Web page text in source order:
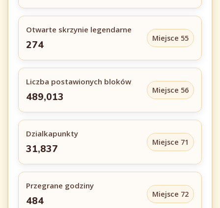
Otwarte skrzynie legendarne
274
Miejsce 55
Liczba postawionych bloków
489,013
Miejsce 56
Dzialkapunkty
31,837
Miejsce 71
Przegrane godziny
484
Miejsce 72